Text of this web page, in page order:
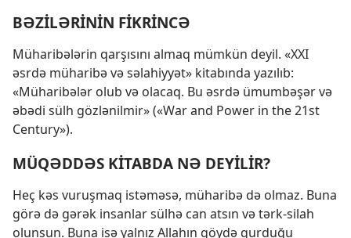
BƏZİLƏRİNİN FİKRİNCƏ
Müharibələrin qarşısını almaq mümkün deyil. «XXI
əsrdə müharibə və səlahiyyət» kitabında yazılıb:
«Müharibələr olub və olacaq. Bu əsrdə ümumbəşər və
əbədi sülh gözlənilmir» («War and Power in the 21st
Century»).
MÜQƏDDƏS KİTABDA NƏ DEYİLİR?
Heç kəs vuruşmaq istəməsə, müharibə də olmaz. Buna
görə də gərək insanlar sülhə can atsın və tərk-silah
olunsun. Buna isə yalnız Allahın göydə qurduğu